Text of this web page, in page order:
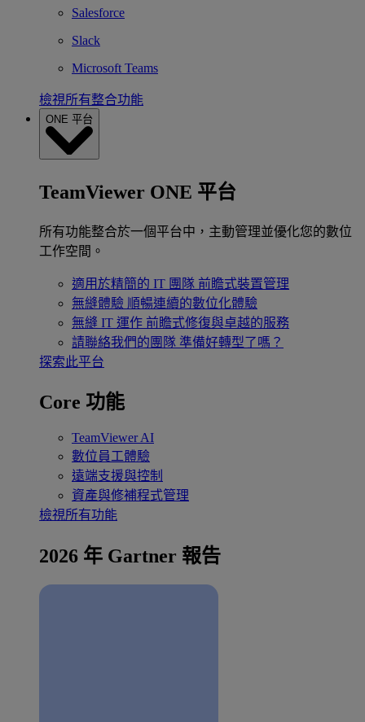
Salesforce
Slack
Microsoft Teams
檢視所有整合功能
ONE 平台
TeamViewer ONE 平台
所有功能整合於一個平台中，主動管理並優化您的數位
工作空間。
適用於精簡的 IT 團隊 前瞻式裝置管理
無縫體驗 順暢連續的數位化體驗
無縫 IT 運作 前瞻式修復與卓越的服務
請聯絡我們的團隊 準備好轉型了嗎？
探索此平台
Core 功能
TeamViewer AI
數位員工體驗
遠端支援與控制
資產與修補程式管理
檢視所有功能
2026 年 Gartner 報告